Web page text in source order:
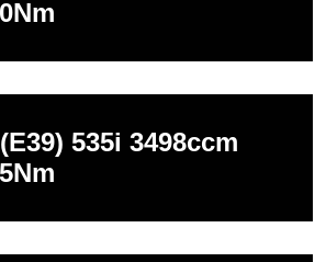
535i 3498ccm